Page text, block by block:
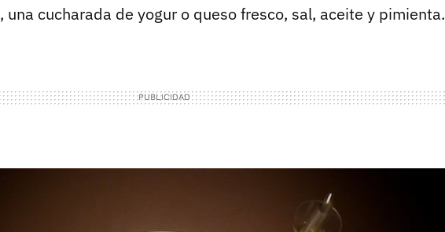
una cucharada de yogur o queso fresco, sal, aceite y pimienta.